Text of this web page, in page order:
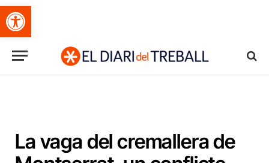
Obre la barra d'eines
La vaga del cremallera de